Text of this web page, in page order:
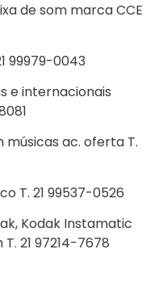
de som marca CCE
99979-0043
e internacionais
ac. oferta T.
T. 21 99537-0526
Kodak Instamatic
21 97214-7678